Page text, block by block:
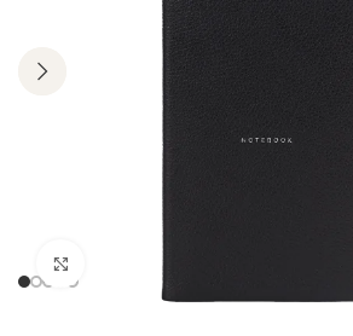
Click to enlarge